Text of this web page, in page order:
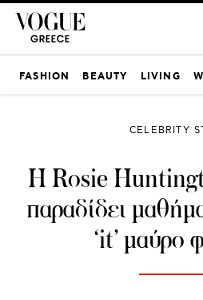
FASHION BEAUTY LIVING
CELEBRITY
Η Rosie
παραδίδει
‘it’ μαύρο